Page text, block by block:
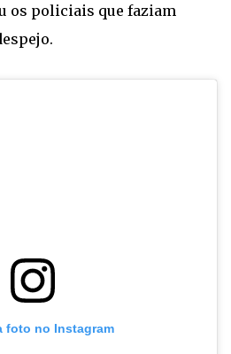
os policiais que faziam
foto no Instagram